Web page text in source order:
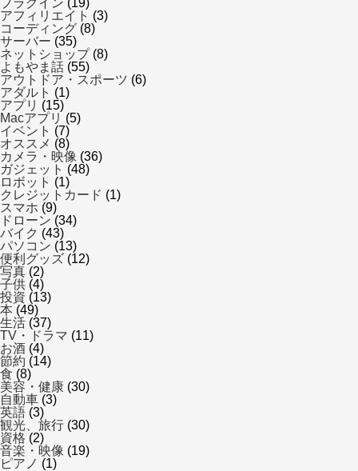
プラグイン (19)
アフィリエイト (3)
コーディング (8)
サーバー (35)
ネットショップ(8)
よもやま話 (55)
アウトドア・スポーツ (6)
アダルト (1)
アプリ (15)
Macアプリ (5)
イベント (7)
オススメ (8)
カメラ・映像 (36)
ガジェット (48)
ロボット (1)
クレジットカード (1)
スマホ (9)
ドローン (34)
バイク (43)
パソコン (13)
便利グッズ (12)
写真 (2)
子供 (4)
投資 (13)
本 (49)
生活 (37)
TV・ドラマ (11)
お酒 (4)
節約 (14)
食 (8)
美容・健康 (30)
自動車 (3)
英語 (3)
観光、旅行 (30)
資格 (2)
音楽・映像 (19)
ピアノ (1)